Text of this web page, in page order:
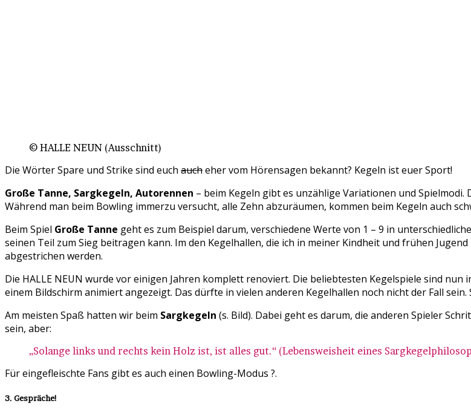
© HALLE NEUN (Ausschnitt)
Die Wörter Spare und Strike sind euch aucheher vom Hörensagen bekannt? Kegeln ist euer Sport!
Große Tanne, Sargkegeln, Autorennen – beim Kegeln gibt es unzählige Variationen und
Während man beim Bowling immerzu versucht, alle Zehn abzuräumen, kommen beim Kegeln auch
Beim Spiel Große Tanne geht es zum Beispiel darum, verschiedene Werte von 1 – 9 in
seinen Teil zum Sieg beitragen kann. Im den Kegelhallen, die ich in meiner Kindheit und frühen
abgestrichen werden.
Die HALLE NEUN wurde vor einigen Jahren komplett renoviert. Die beliebtesten Kegelspiele sind
einem Bildschirm animiert angezeigt. Das dürfte in vielen anderen Kegelhallen noch nicht der Fall sein.
Am meisten Spaß hatten wir beim Sargkegeln (s. Bild). Dabei geht es darum, die anderen Spieler
sein, aber:
„Solange links und rechts kein Holz ist, ist alles gut.“ (Lebensweisheit eines
Für eingefleischte Fans gibt es auch einen Bowling-Modus ?.
3. Gespräche!